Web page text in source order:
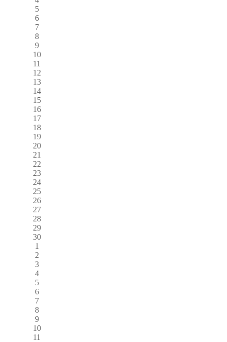
5
6
7
8
9
10
11
12
13
14
15
16
17
18
19
20
21
22
23
24
25
26
27
28
29
30
1
2
3
4
5
6
7
8
9
10
11